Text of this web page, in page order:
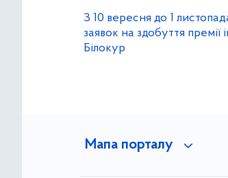
З 10 вересня до 1
заявок на здобуття премії
Білокур
Мапа порталу